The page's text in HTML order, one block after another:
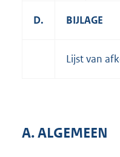
D. BIJLAGE
Lijst van
A. ALGEMEEN